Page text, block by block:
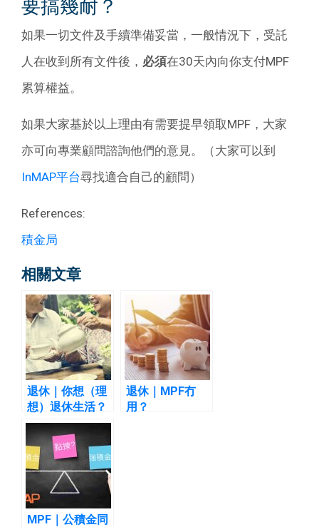
要搞幾耐？
如果一切文件及手續準備妥當，一般情況下，受託
人在收到所有文件後， 必須在30天內向你支付MPF
累算權益。
如果大家基於以上理由有需要提早領取MPF，大家
亦可向專業顧問諮詢他們的意見。（大家可以到
InMAP平台尋找適合自己的顧問）
References:
積金局
相關文章
退休｜你想（理
想）退休生活？
退休｜MPF冇
用？
MPF｜公積金同